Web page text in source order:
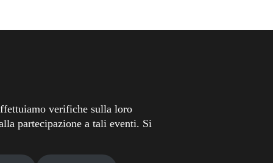
verifiche sulla loro
partecipazione a tali eventi. Si